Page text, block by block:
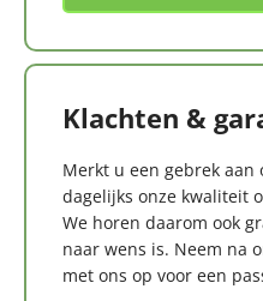
Klachten &
Merkt u een gebrek aan
dagelijks onze kwaliteit
We horen daarom ook
naar wens is. Neem na
met ons op voor een